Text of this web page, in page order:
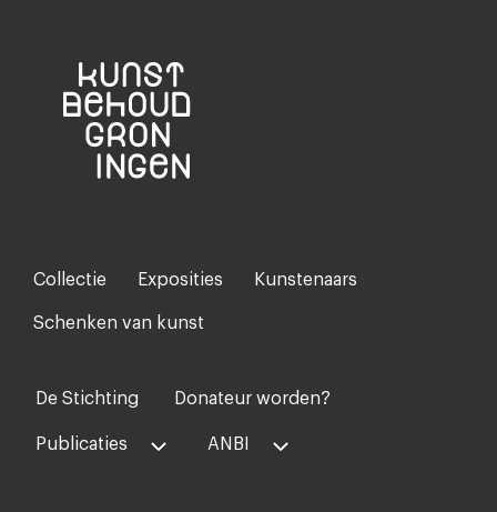
Footer-
menu
Collectie Exposities Kunstenaars
Schenken van kunst
Voet
midden
De Stichting Donateur worden?
Publicaties ANBI